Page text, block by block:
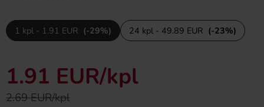
1 kpl - 1.91 EUR (-29%) 24 kpl - 49.89 EUR (-23%)
1.91 EUR/kpl
2.69 EUR/kpl